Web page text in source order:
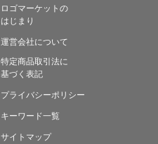
ロゴマーケットの
はじまり
運営会社について
特定商品取引法に
基づく表記
プライバシーポリシー
キーワード一覧
サイトマップ